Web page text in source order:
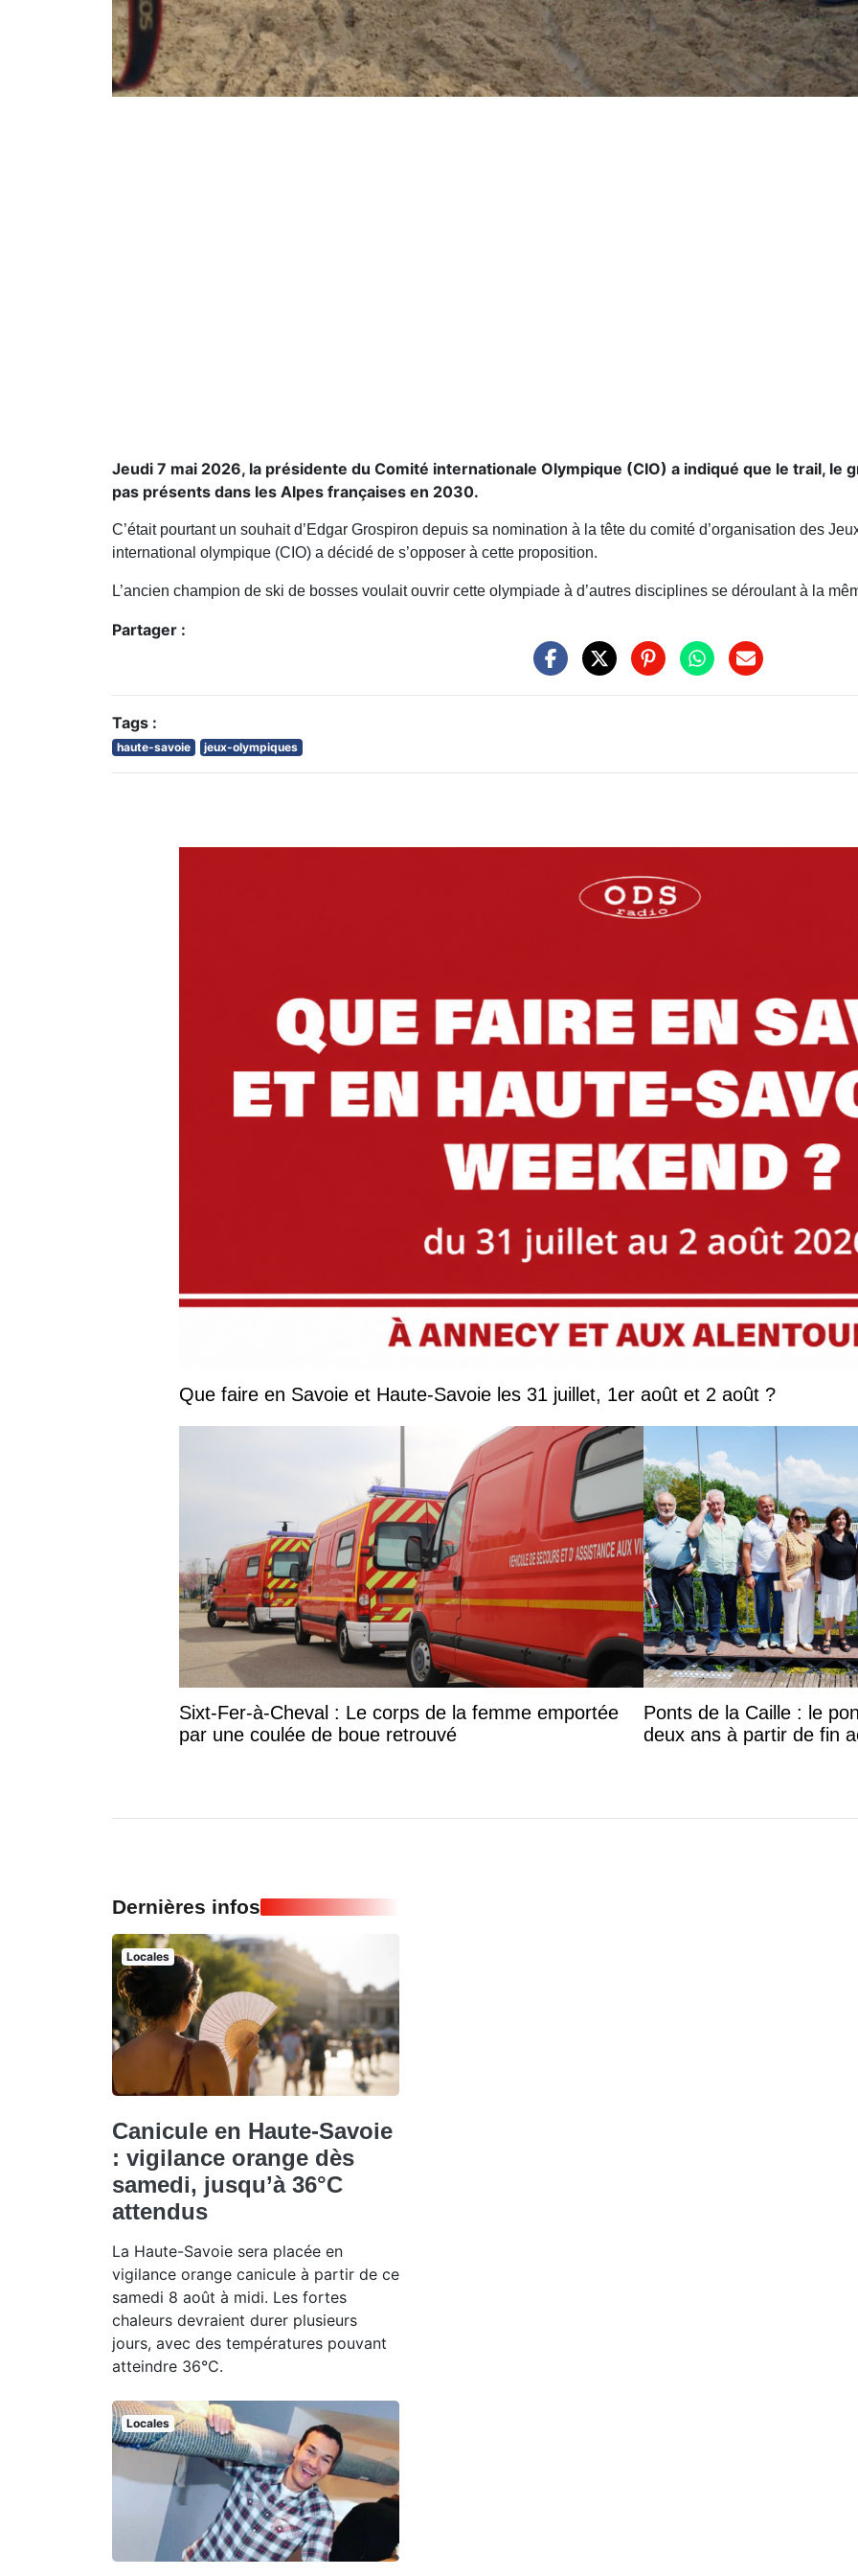
Jeudi 7 mai 2026, la présidente du Comité internationale Olympique (CIO) a indiqué que le trail, le
pas présents dans les Alpes françaises en 2030.
C’était pourtant un souhait d’Edgar Grospiron depuis sa nomination à la tête du comité d’organisation des
international olympique (CIO) a décidé de s’opposer à cette proposition.
L’ancien champion de ski de bosses voulait ouvrir cette olympiade à d’autres disciplines se déroulant à la
Partager :
Tags :
haute-savoie jeux-olympiques
Que faire en Savoie et Haute-Savoie les 31 juillet, 1er août et 2 août ?
Sixt-Fer-à-Cheval : Le corps de la femme emportée
par une coulée de boue retrouvé
Ponts de la Caille : le
deux ans à partir de fin
Dernières infos
Locales
Canicule en Haute-Savoie
: vigilance orange dès
samedi, jusqu’à 36°C
attendus
La Haute-Savoie sera placée en
vigilance orange canicule à partir de ce
samedi 8 août à midi. Les fortes
chaleurs devraient durer plusieurs
jours, avec des températures pouvant
atteindre 36°C.
Locales